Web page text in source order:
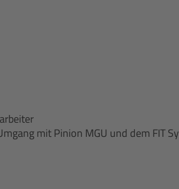
mit Pinion MGU und dem FIT